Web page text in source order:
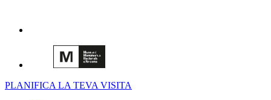
PLANIFICA LA TEVA VISITA